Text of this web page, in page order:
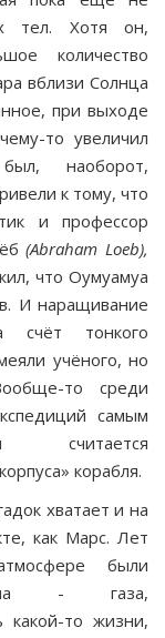
тел. Хотя он,
количество
вблизи Солнца
при выходе
то увеличил
наоборот,
к тому, что
и профессор
(Abraham Loeb),
что Оумуамуа
И наращивание
счёт тонкого
учё­ного, но
то среди
самым
считается
корабля.
хватает и на
как Марс. Лет
были
- газа,
какой-то жизни,